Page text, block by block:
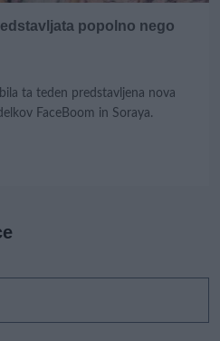
popolno nego
ta teden predstavljena nova
FaceBoom in Soraya.